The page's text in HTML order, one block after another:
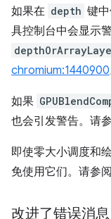
如果在 depth 键
具控制台中会显示
chromium:1440900
如果
也会引发警告。请
即使零大小调度和
免使用它们。请参阅
改进了错误消息